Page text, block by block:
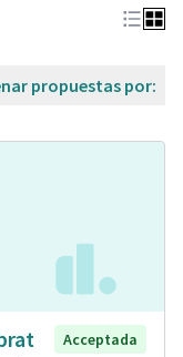
propuestas por:
Acceptada